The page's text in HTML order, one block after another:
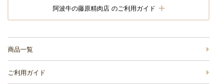
阿波牛の藤原精肉店 のご利用ガイド
商品一覧
ご利用ガイド